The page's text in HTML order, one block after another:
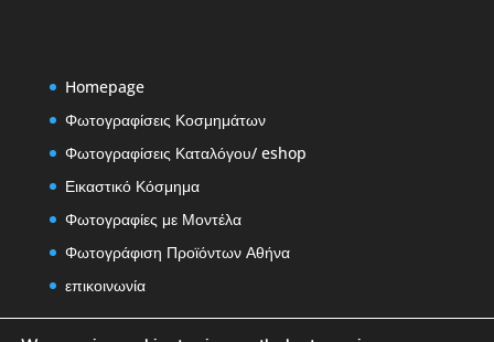
Homepage
Φωτογραφίσεις Κοσμημάτων
Φωτογραφίσεις Καταλόγου/ eshop
Εικαστικό Κόσμημα
Φωτογραφίες με Μοντέλα
Φωτογράφιση Προϊόντων Αθήνα
επικοινωνία